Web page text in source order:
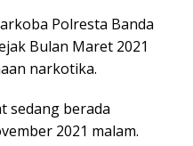
Polresta Banda
Bulan Maret 2021
narkotika.
sedang berada
2021 malam.